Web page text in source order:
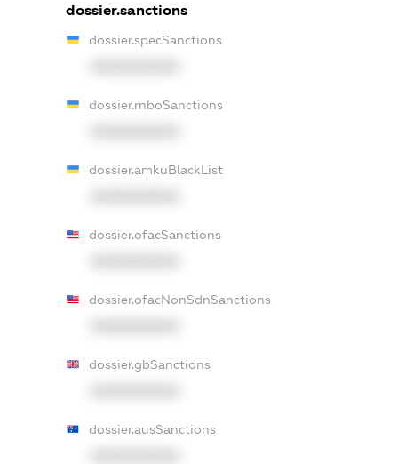
dossier.sanctions
dossier.specSanctions
dossier.rnboSanctions
dossier.amkuBlackList
dossier.ofacSanctions
dossier.ofacNonSdnSanctions
dossier.gbSanctions
dossier.ausSanctions